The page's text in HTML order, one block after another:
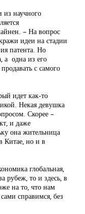
из научного
– На вопрос
идеи на стадии
патента. Но
а одна из его
с самого
идет как-то
Некая девушка
Скорее –
и даже
она жительница
Китае, но и в
глобальная,
рубеж, то и здесь, в
на то, что нам
справимся, без